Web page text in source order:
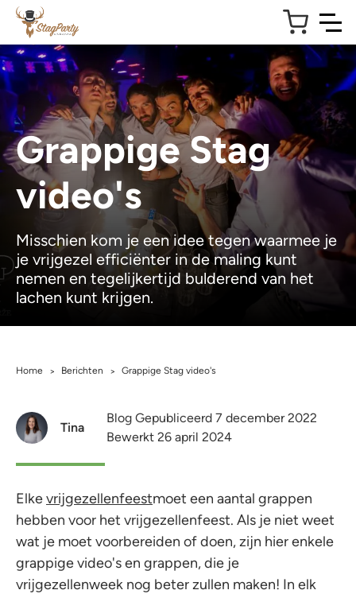
Grappige Stag
video's
Misschien kom je een idee tegen waarmee je
je vrijgezel efficiënter in de maling kunt
nemen en tegelijkertijd bulderend van het
lachen kunt krijgen.
Home > Berichten > Grappige Stag video's
Tina
Blog Gepubliceerd 7 december 2022
Bewerkt 26 april 2024
Elkevrijgezellenfeestmoet een aantal grappen
hebben voor het vrijgezellenfeest. Als je niet weet
wat je moet voorbereiden of doen, zijn hier enkele
grappige video's en grappen, die je
vrijgezellenweek nog beter zullen maken! In elk